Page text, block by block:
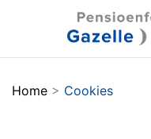
Home > Cookies